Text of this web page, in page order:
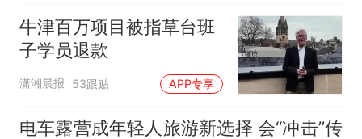
牛津百万项目被指草台班
子学员退款
潇湘晨报 53跟贴 APP专享
电车露营成年轻人旅游新选择 会“冲击”传